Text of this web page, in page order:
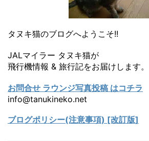
タヌキ猫のブログへようこそ!!
JALマイラー タヌキ猫が
飛行機情報 & 旅行記をお届けします。
お問合せ ラウンジ写真投稿 はコチラ
info@tanukineko.net
ブログポリシー(注意事項) [改訂版]